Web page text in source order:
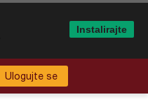
Ulogujte se
Instalirajte